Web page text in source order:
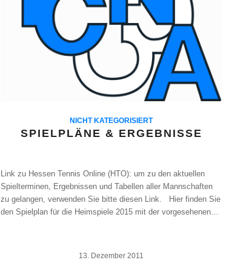
NICHT KATEGORISIERT
SPIELPLÄNE & ERGEBNISSE
Link zu Hessen Tennis Online (HTO): um zu den aktuellen
Spielterminen, Ergebnissen und Tabellen aller Mannschaften
zu gelangen, verwenden Sie bitte diesen Link. Hier finden Sie
den Spielplan für die Heimspiele 2015 mit der vorgesehenen…
13. Dezember 2011